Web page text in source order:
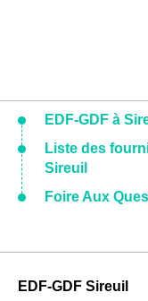
EDF-GDF à
Liste des
Sireuil
Foire Aux
EDF-GDF Sireuil